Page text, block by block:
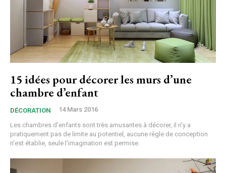
15 idées pour décorer les murs d’une
chambre d’enfant
DÉCORATION 14 Mars 2016
Les chambres d'enfants sont très amusantes à décorer, il n'y a
pratiquement pas de limite au potentiel, aucune règle de conception
n'est établie, seule l'imagination est permise.